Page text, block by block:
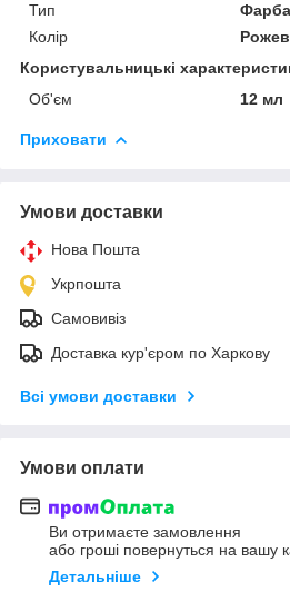
Тип
Фарба
Колір
Користувальницькі
Об'єм
12 мл
Приховати
Умови доставки
Нова Пошта
Укрпошта
Самовивіз
Доставка кур'єром по Харкову
Всі умови доставки
Умови оплати
Ви отримаєте замовлення
або гроші повернуться на вашу
Детальніше